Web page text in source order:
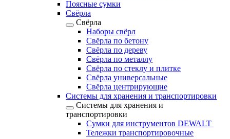
Поясные сумки
Свёрла
Свёрла
Наборы свёрл
Свёрла по бетону
Свёрла по дереву
Свёрла по металлу
Свёрла по стеклу и плитке
Свёрла универсальные
Свёрла центрирующие
Системы для хранения и транспортировки
Системы для хранения и
транспортировки
Сумки для инструментов DEWALT
Тележки транспортировочные